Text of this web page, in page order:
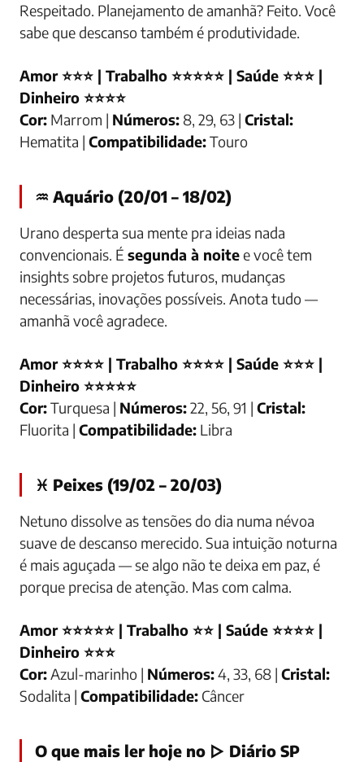
Respeitado. Planejamento de amanhã? Feito. Você
sabe que descanso também é produtividade.
Amor ⭐⭐⭐ | Trabalho ⭐⭐⭐⭐⭐ | Saúde ⭐⭐⭐ |
Dinheiro ⭐⭐⭐⭐
Cor: Marrom | Números: 8, 29, 63 | Cristal:
Hematita | Compatibilidade:Touro
♒ Aquário (20/01 – 18/02)
Urano desperta sua mente pra ideias nada
convencionais. É segunda à noitee você tem
insights sobre projetos futuros, mudanças
necessárias, inovações possíveis. Anota tudo —
amanhã você agradece.
Amor ⭐⭐⭐⭐ | Trabalho ⭐⭐⭐⭐ | Saúde ⭐⭐⭐ |
Dinheiro ⭐⭐⭐⭐⭐
Cor:Turquesa | Números:22, 56, 91 | Cristal:
Fluorita | Compatibilidade: Libra
♓ Peixes (19/02 – 20/03)
Netuno dissolve as tensões do dia numa névoa
suave de descanso merecido. Sua intuição noturna
é mais aguçada — se algo não te deixa em paz, é
porque precisa de atenção. Mas com calma.
Amor ⭐⭐⭐⭐⭐ | Trabalho ⭐⭐ | Saúde ⭐⭐⭐⭐ |
Dinheiro ⭐⭐⭐
Cor:Azul-marinho | Números:4, 33, 68 | Cristal:
Sodalita | Compatibilidade: Câncer
O que mais ler hoje no ▷ Diário SP